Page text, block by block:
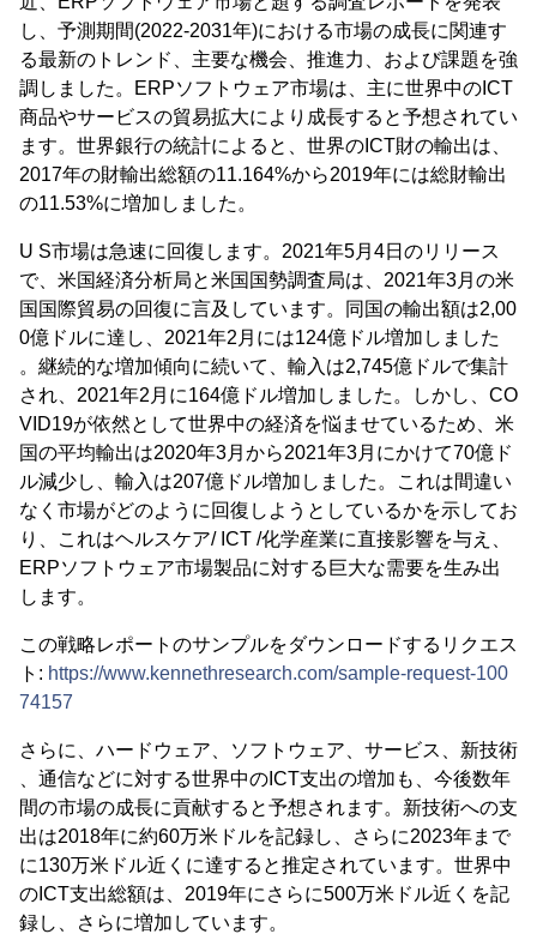
し、予測期間(2022-2031年)における市場の成長に関連す
る最新のトレンド、主要な機会、推進力、および課題を強
調しました。ERPソフトウェア市場は、主に世界中のICT
商品やサービスの貿易拡大により成長すると予想されてい
ます。世界銀行の統計によると、世界のICT財の輸出は、
2017年の財輸出総額の11.164%から2019年には総財輸出
の11.53%に増加しました。
U S市場は急速に回復します。2021年5月4日のリリース
で、米国経済分析局と米国国勢調査局は、2021年3月の米
国国際貿易の回復に言及しています。同国の輸出額は2,00
0億ドルに達し、2021年2月には124億ドル増加しました
。継続的な増加傾向に続いて、輸入は2,745億ドルで集計
され、2021年2月に164億ドル増加しました。しかし、CO
VID19が依然として世界中の経済を悩ませているため、米
国の平均輸出は2020年3月から2021年3月にかけて70億ド
ル減少し、輸入は207億ドル増加しました。これは間違い
なく市場がどのように回復しようとしているかを示してお
り、これはヘルスケア/ ICT /化学産業に直接影響を与え、
ERPソフトウェア市場製品に対する巨大な需要を生み出
します。
この戦略レポートのサンプルをダウンロードするリクエス
ト: https://www.kennethresearch.com/sample-request-100
74157
さらに、ハードウェア、ソフトウェア、サービス、新技術
、通信などに対する世界中のICT支出の増加も、今後数年
間の市場の成長に貢献すると予想されます。新技術への支
出は2018年に約60万米ドルを記録し、さらに2023年まで
に130万米ドル近くに達すると推定されています。世界中
のICT支出総額は、2019年にさらに500万米ドル近くを記
録し、さらに増加しています。